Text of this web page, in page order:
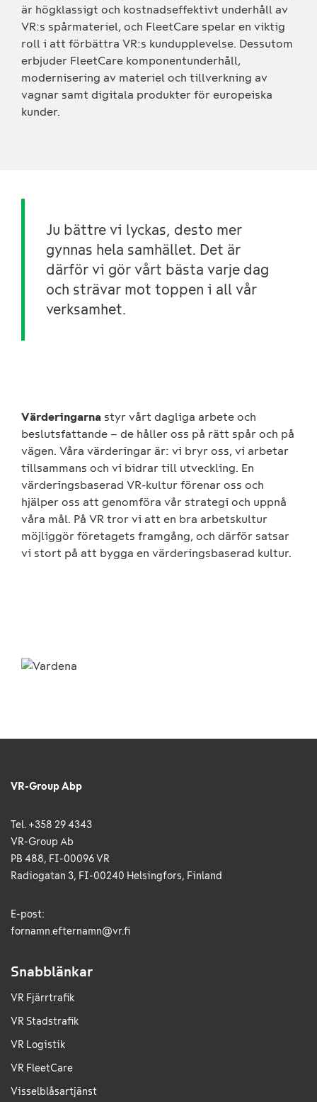
är högklassigt och kostnadseffektivt underhåll av
VR:s spårmateriel, och FleetCare spelar en viktig
roll i att förbättra VR:s kundupplevelse. Dessutom
erbjuder FleetCare komponentunderhåll,
modernisering av materiel och tillverkning av
vagnar samt digitala produkter för europeiska
kunder.
Ju bättre vi lyckas, desto mer
gynnas hela samhället. Det är
därför vi gör vårt bästa varje dag
och strävar mot toppen i all vår
verksamhet.
Värderingarna styr vårt dagliga arbete och
beslutsfattande – de håller oss på rätt spår och på
vägen. Våra värderingar är: vi bryr oss, vi arbetar
tillsammans och vi bidrar till utveckling. En
värderingsbaserad VR-kultur förenar oss och
hjälper oss att genomföra vår strategi och uppnå
våra mål. På VR tror vi att en bra arbetskultur
möjliggör företagets framgång, och därför satsar
vi stort på att bygga en värderingsbaserad kultur.
VR-Group Abp
Tel. +358 29 4343
VR-Group Ab
PB 488, FI-00096 VR
Radiogatan 3, FI-00240 Helsingfors, Finland
E-post:
fornamn.efternamn@vr.fi
Snabblänkar
VR Fjärrtrafik
VR Stadstrafik
VR Logistik
VR FleetCare
Visselblåsartjänst